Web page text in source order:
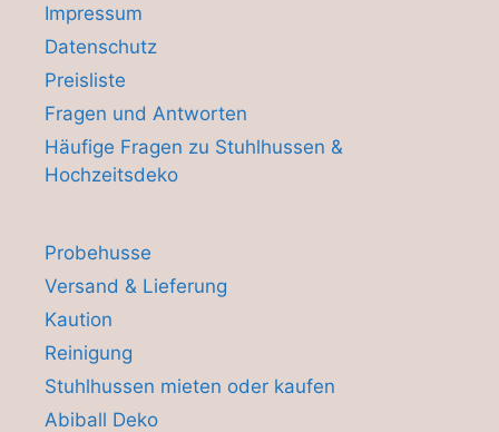
Impressum
Datenschutz
Preisliste
Fragen und Antworten
Häufige Fragen zu Stuhlhussen &
Hochzeitsdeko
Probehusse
Versand & Lieferung
Kaution
Reinigung
Stuhlhussen mieten oder kaufen
Abiball Deko